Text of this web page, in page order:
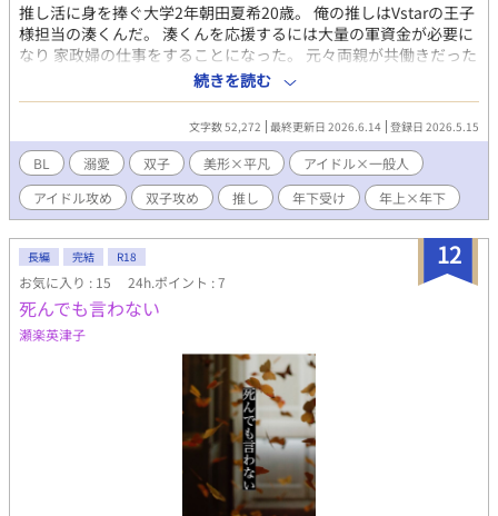
推し活に身を捧ぐ大学2年朝田夏希20歳。 俺の推しはVstarの王子
様担当の湊くんだ。 湊くんを応援するには大量の軍資金が必要に
なり 家政婦の仕事をすることになった。 元々両親が共働きだった
ため家事は得意だったから俺的には神バイトすぎる！！ そんな俺
に突然長期住込みの仕事が舞い込んできた。 渋っていたが湊くん
のために頑張るしかない。 身を奮い立たせ向かった先は高級住宅
街のある一軒家。 チャイムを押し現れたのは…まさかの推しだっ
た。 主人公 朝田夏希（あさだなつき） 大学2年生の20歳 雇い主
皐月凪 （さつきなぎ） 職業不詳 23歳 湊の双子の弟。 皐月
湊 （さつきみなと） 男性アイドルグループVstar（ブイスター）
の王子様担当。 23歳 凪の双子の兄
続きを読む
文字数 52,272 最終更新日 2026.6.14 登録日 2026.5.15
BL 溺愛 双子 美形×平凡
アイドル×一般人
アイドル攻め
双子攻め 推し 年下受け 年上×年下
12
長編 完結 R18
お気に入り : 15 24h.ポイント : 7
死んでも言わない
瀬楽英津子